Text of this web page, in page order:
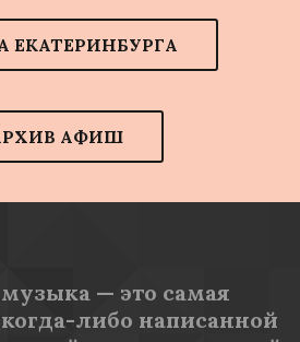
ЕКАТЕРИНБУРГА
АФИШ
— это самая
либо написанной